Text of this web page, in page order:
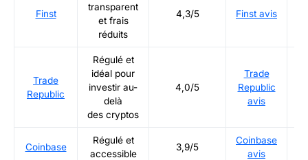
Finst
transparent
et frais
réduits
4,3/5 Finst avis
Trade
Republic
Régulé et
idéal pour
investir au-
delà
des cryptos
4,0/5
Trade
Republic
avis
Coinbase
Régulé et
accessible
3,9/5
Coinbase
avis